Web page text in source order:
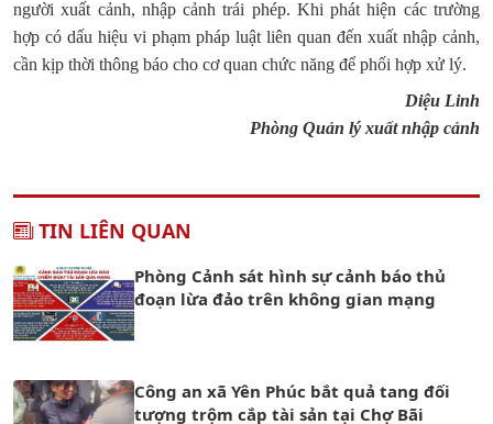
người xuất cảnh, nhập cảnh trái phép. Khi phát hiện các trường
hợp có dấu hiệu vi phạm pháp luật liên quan đến xuất nhập cảnh,
cần kịp thời thông báo cho cơ quan chức năng để phối hợp xử lý.
Diệu Linh
Phòng Quản lý xuất nhập cảnh
TIN LIÊN QUAN
Phòng Cảnh sát hình sự cảnh báo thủ
đoạn lừa đảo trên không gian mạng
Công an xã Yên Phúc bắt quả tang đối
tượng trộm cắp tài sản tại Chợ Bãi